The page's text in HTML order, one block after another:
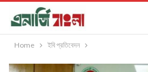
Home ইবি প্রতিবেদন